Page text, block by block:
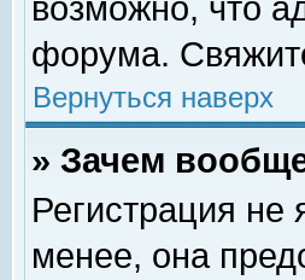
возможно, что
форума.
Вернуться наверх
» Зачем
Регистрация
менее, она